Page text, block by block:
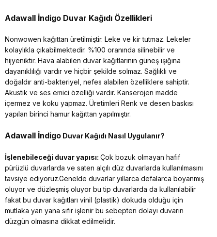
Adawall İndigo Duvar Kağıdı Özellikleri
Nonwowen kağıttan üretilmiştir. Leke ve kir tutmaz. Lekeler
kolaylıkla çıkabilmektedir. %100 oranında silinebilir ve
hijyeniktir. Hava alabilen duvar kağıtlarının güneş ışığına
dayanıklılığı vardır ve hiçbir şekilde solmaz. Sağlıklı ve
doğaldır anti-bakteriyel, nefes alabilen özelliklere sahiptir.
Akustik ve ses emici özelliği vardır. Kanserojen madde
içermez ve koku yapmaz. Üretimleri Renk ve desen baskısı
yapılan birinci hamur kağıttan yapılmıştır.
Adawall İndigo Duvar Kağıdı Nasıl Uygulanır?
İşlenebileceği duvar yapısı: Çok bozuk olmayan hafif
pürüzlü duvarlarda ve saten alçılı düz duvarlarda kullanılmasını
tavsiye ediyoruz.Genelde duvarlar yıllarca defalarca boyanmış
oluyor ve düzleşmiş oluyor bu tip duvarlarda da kullanılabilir
fakat bu duvar kağıtları vinil (plastik) dokuda olduğu için
mutlaka yan yana sıfır işlenir bu sebepten dolayı duvarın
düzgün olmasına dikkat edilmelidir.